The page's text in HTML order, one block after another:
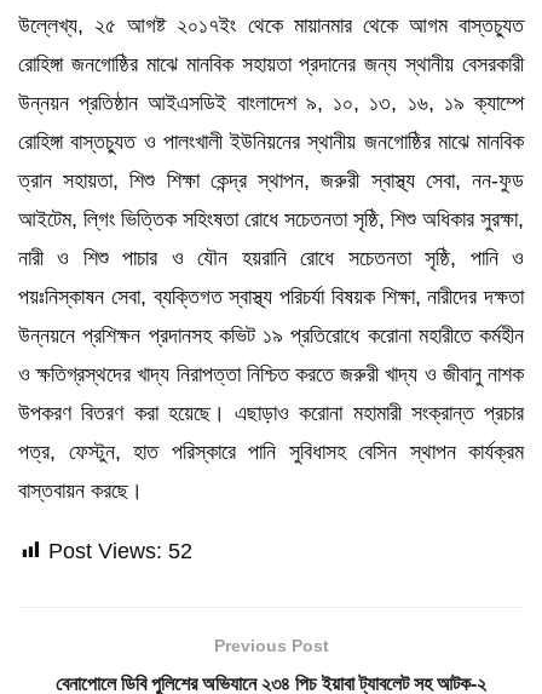
উল্লেখ্য, ২৫ আগষ্ট ২০১৭ইং থেকে মায়ানমার থেকে আগম বাস্তচ্যুত
রোহিঙ্গা জনগোষ্ঠির মাঝে মানবিক সহায়তা প্রদানের জন্য স্থানীয় বেসরকারী
উন্নয়ন প্রতিষ্ঠান আইএসডিই বাংলাদেশ ৯, ১০, ১৩, ১৬, ১৯ ক্যাম্পে
রোহিঙ্গা বাস্তচ্যুত ও পালংখালী ইউনিয়নের স্থানীয় জনগোষ্ঠির মাঝে মানবিক
ত্রান সহায়তা, শিশু শিক্ষা কেন্দ্র স্থাপন, জরুরী স্বাস্থ্য সেবা, নন-ফুড
আইটেম, লি্গং ভিত্তিক সহিংষতা রোধে সচেতনতা সৃষ্ঠি, শিশু অধিকার সুরক্ষা,
নারী ও শিশু পাচার ও যৌন হয়রানি রোধে সচেতনতা সৃষ্ঠি, পানি ও
পয়ঃনিস্কাষন সেবা, ব্যক্তিগত স্বাস্থ্য পরিচর্যা বিষয়ক শিক্ষা, নারীদের দক্ষতা
উন্নয়নে প্রশিক্ষন প্রদানসহ কভিট ১৯ প্রতিরোধে করোনা মহারীতে কর্মহীন
ও ক্ষতিগ্রস্থদের খাদ্য নিরাপত্তা নিশ্চিত করতে জরুরী খাদ্য ও জীবানু নাশক
উপকরণ বিতরণ করা হয়েছে। এছাড়াও করোনা মহামারী সংক্রান্ত প্রচার
পত্র, ফেস্টুন, হাত পরিস্কারে পানি সুবিধাসহ বেসিন স্থাপন কার্যক্রম
বাস্তবায়ন করছে।
Post Views: 52
Previous Post
বেনাপোলে ডিবি পুলিশের অভিযানে ২৩৪ পিচ ইয়াবা ট্যাবলেট সহ আটক-২